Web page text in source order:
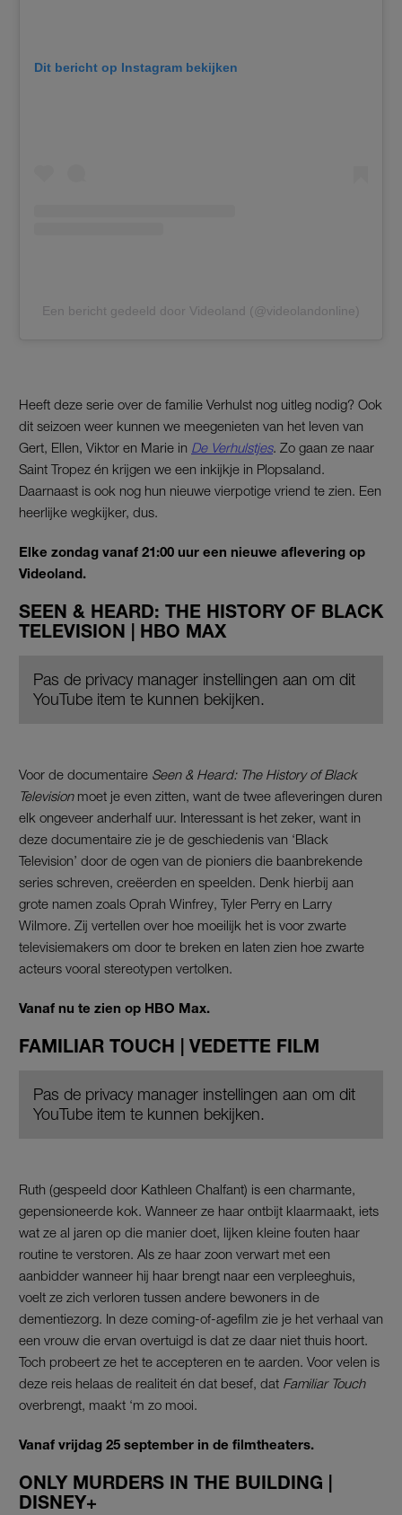
Dit bericht op Instagram bekijken
Een bericht gedeeld door Videoland (@videolandonline)
Heeft deze serie over de familie Verhulst nog uitleg nodig? Ook
dit seizoen weer kunnen we meegenieten van het leven van
Gert, Ellen, Viktor en Marie in De Verhulstjes. Zo gaan ze naar
Saint Tropez én krijgen we een inkijkje in Plopsaland.
Daarnaast is ook nog hun nieuwe vierpotige vriend te zien. Een
heerlijke wegkijker, dus.
Elke zondag vanaf 21:00 uur een nieuwe aflevering op
Videoland.
SEEN & HEARD: THE HISTORY OF BLACK
TELEVISION | HBO MAX
Pas de privacy manager instellingen aan om dit
YouTube item te kunnen bekijken.
Voor de documentaire Seen & Heard: The History of Black
Televisionmoet je even zitten, want de twee afleveringen duren
elk ongeveer anderhalf uur. Interessant is het zeker, want in
deze documentaire zie je de geschiedenis van ‘Black
Television’ door de ogen van de pioniers die baanbrekende
series schreven, creëerden en speelden. Denk hierbij aan
grote namen zoals Oprah Winfrey, Tyler Perry en Larry
Wilmore. Zij vertellen over hoe moeilijk het is voor zwarte
televisiemakers om door te breken en laten zien hoe zwarte
acteurs vooral stereotypen vertolken.
Vanaf nu te zien op HBO Max.
FAMILIAR TOUCH | VEDETTE FILM
Pas de privacy manager instellingen aan om dit
YouTube item te kunnen bekijken.
Ruth (gespeeld door Kathleen Chalfant) is een charmante,
gepensioneerde kok. Wanneer ze haar ontbijt klaarmaakt, iets
wat ze al jaren op die manier doet, lijken kleine fouten haar
routine te verstoren. Als ze haar zoon verwart met een
aanbidder wanneer hij haar brengt naar een verpleeghuis,
voelt ze zich verloren tussen andere bewoners in de
dementiezorg. In deze coming-of-agefilm zie je het verhaal van
een vrouw die ervan overtuigd is dat ze daar niet thuis hoort.
Toch probeert ze het te accepteren en te aarden. Voor velen is
deze reis helaas de realiteit én dat besef, dat Familiar Touch
overbrengt, maakt ‘m zo mooi.
Vanaf vrijdag 25 september in de filmtheaters.
ONLY MURDERS IN THE BUILDING |
DISNEY+